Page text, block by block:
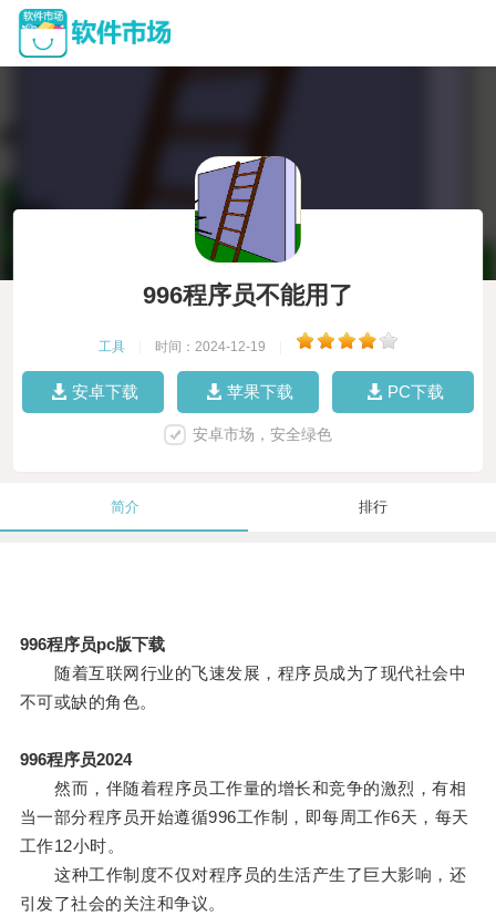
996程序员不能用了
工具 时间：2024-12-19
安卓下载 苹果下载 PC下载
安卓市场，安全绿色
简介 排行
996程序员pc版下载
随着互联网行业的飞速发展，程序员成为了现代社会中
不可或缺的角色。
996程序员2024
然而，伴随着程序员工作量的增长和竞争的激烈，有相
当一部分程序员开始遵循996工作制，即每周工作6天，每天
工作12小时。
这种工作制度不仅对程序员的生活产生了巨大影响，还
引发了社会的关注和争议。